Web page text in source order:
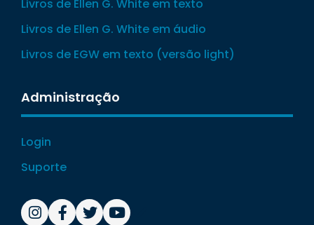
Livros de Ellen G. White em texto
Livros de Ellen G. White em áudio
Livros de EGW em texto (versão light)
Administração
Login
Suporte